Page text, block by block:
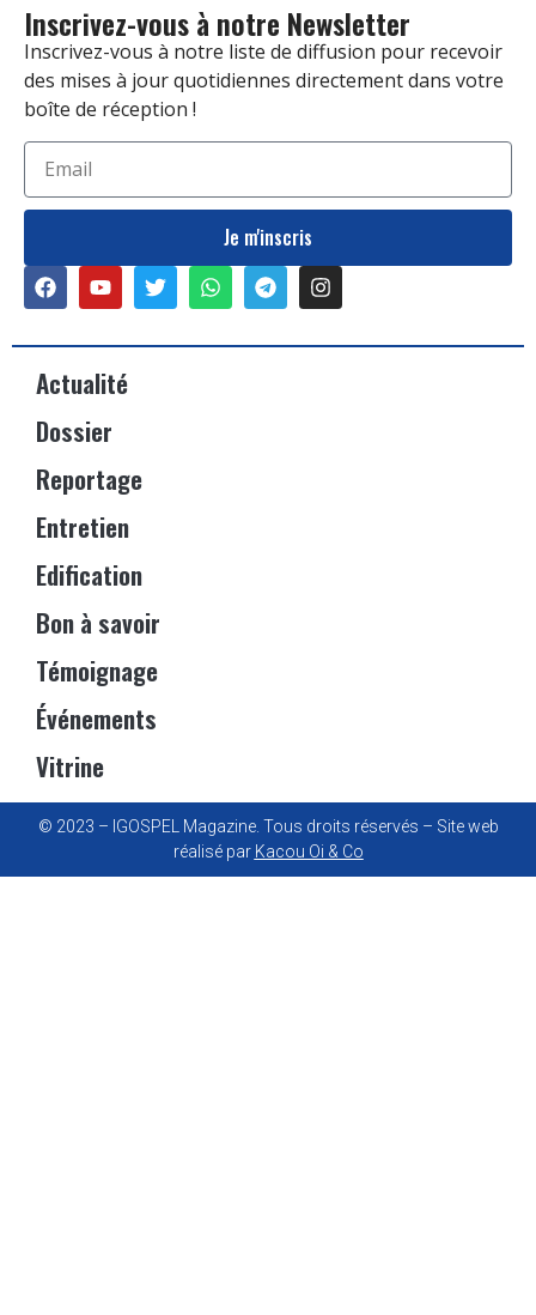
Inscrivez-vous à notre Newsletter
Inscrivez-vous à notre liste de diffusion pour recevoir
des mises à jour quotidiennes directement dans votre
boîte de réception !
Je m'inscris
Actualité
Dossier
Reportage
Entretien
Edification
Bon à savoir
Témoignage
Événements
Vitrine
© 2023 – IGOSPEL Magazine. Tous droits réservés – Site web
réalisé par Kacou Oi & Co